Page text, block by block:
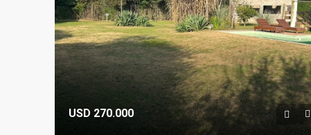
USD 270.000